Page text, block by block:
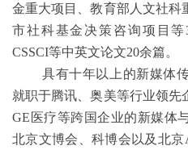
金重大项目、教育部人文社科
市社科基金决策咨询项目等
CSSCI等中英文论文20余篇。
具有十年以上的新媒体
就职于腾讯、奥美等行业领先
GE 医疗等跨国企业的新媒体
北京文博会、科博会以及北京